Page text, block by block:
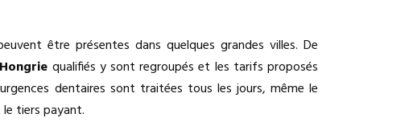
être présentes dans quelques grandes villes. De
qualifiés y sont regroupés et les tarifs proposés
dentaires sont traitées tous les jours, même le
tiers payant.